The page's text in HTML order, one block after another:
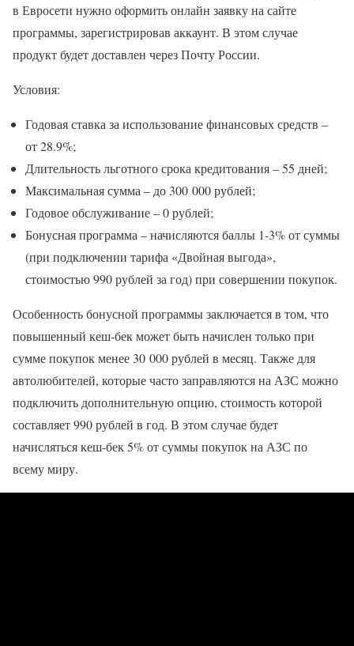
в Евросети нужно оформить онлайн заявку на сайте
программы, зарегистрировав аккаунт. В этом случае
продукт будет доставлен через Почту России.
Условия:
Годовая ставка за использование финансовых средств –
от 28.9%;
Длительность льготного срока кредитования – 55 дней;
Максимальная сумма – до 300 000 рублей;
Годовое обслуживание – 0 рублей;
Бонусная программа – начисляются баллы 1-3% от суммы
(при подключении тарифа «Двойная выгода»,
стоимостью 990 рублей за год) при совершении покупок.
Особенность бонусной программы заключается в том, что
повышенный кеш-бек может быть начислен только при
сумме покупок менее 30 000 рублей в месяц. Также для
автолюбителей, которые часто заправляются на АЗС можно
подключить дополнительную опцию, стоимость которой
составляет 990 рублей в год. В этом случае будет
начисляться кеш-бек 5% от суммы покупок на АЗС по
всему миру.